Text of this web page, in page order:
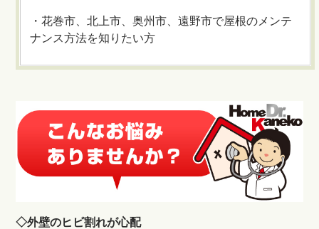
・花巻市、北上市、奥州市、遠野市で屋根のメンテ
ナンス方法を知りたい方
◇外壁のヒビ割れが心配